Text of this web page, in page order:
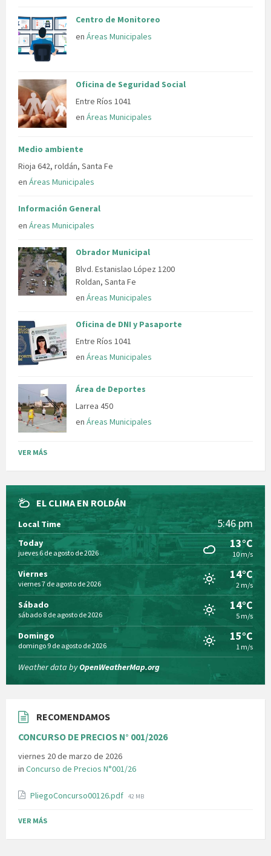
Centro de Monitoreo
en Áreas Municipales
Oficina de Seguridad Social
Entre Ríos 1041
en Áreas Municipales
Medio ambiente
Rioja 642, roldán, Santa Fe
en Áreas Municipales
Información General
en Áreas Municipales
Obrador Municipal
Blvd. Estanislao López 1200
Roldan, Santa Fe
en Áreas Municipales
Oficina de DNI y Pasaporte
Entre Ríos 1041
en Áreas Municipales
Área de Deportes
Larrea 450
en Áreas Municipales
VER MÁS
EL CLIMA EN ROLDÁN
Local Time 5:46 pm
Today
jueves 6 de agosto de 2026
13°C
10 m/s
Viernes
viernes 7 de agosto de 2026
14°C
2 m/s
Sábado
sábado 8 de agosto de 2026
14°C
5 m/s
Domingo
domingo 9 de agosto de 2026
15°C
1 m/s
Weather data byOpenWeatherMap.org
RECOMENDAMOS
CONCURSO DE PRECIOS N° 001/2026
viernes 20 de marzo de 2026
in Concurso de Precios N°001/26
PliegoConcurso00126.pdf File
42 MB
VER MÁS